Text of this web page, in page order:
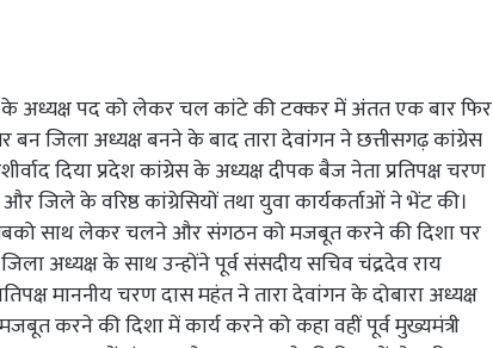
के अध्यक्ष पद को लेकर चल कांटे की टक्कर में अंतत एक बार फिर
जिला अध्यक्ष बनने के बाद तारा देवांगन ने छत्तीसगढ़ कांग्रेस
दिया प्रदेश कांग्रेस के अध्यक्ष दीपक बैज नेता प्रतिपक्ष चरण
जिले के वरिष्ठ कांग्रेसियों तथा युवा कार्यकर्ताओं ने भेंट की।
सबको साथ लेकर चलने और संगठन को मजबूत करने की दिशा पर
अध्यक्ष के साथ उन्होंने पूर्व संसदीय सचिव चंद्रदेव राय
माननीय चरण दास महंत ने तारा देवांगन के दोबारा अध्यक्ष
करने की दिशा में कार्य करने को कहा वहीं पूर्व मुख्यमंत्री